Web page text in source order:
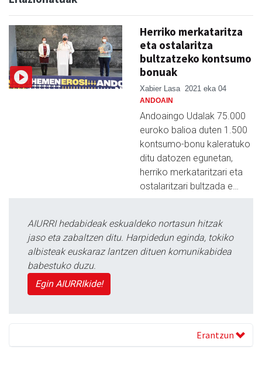
Herriko merkataritza
eta ostalaritza
bultzatzeko kontsumo
bonuak
Xabier Lasa 2021 eka 04
ANDOAIN
Andoaingo Udalak 75.000
euroko balioa duten 1.500
kontsumo-bonu kaleratuko
ditu datozen egunetan,
herriko merkataritzari eta
ostalaritzari bultzada e…
AIURRI hedabideak eskualdeko nortasun hitzak
jaso eta zabaltzen ditu. Harpidedun eginda, tokiko
albisteak euskaraz lantzen dituen komunikabidea
babestuko duzu.
Egin AIURRIkide!
Erantzun